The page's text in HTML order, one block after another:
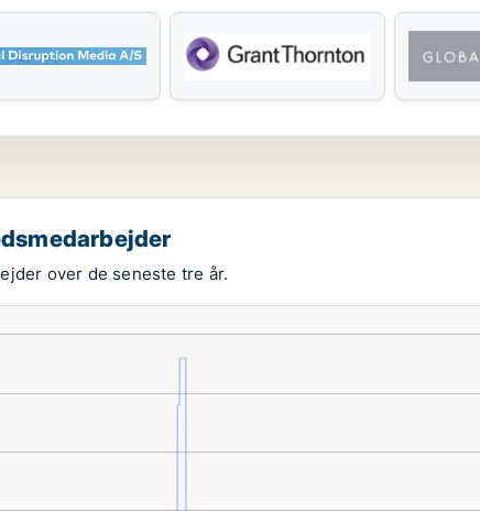
over de seneste tre år.